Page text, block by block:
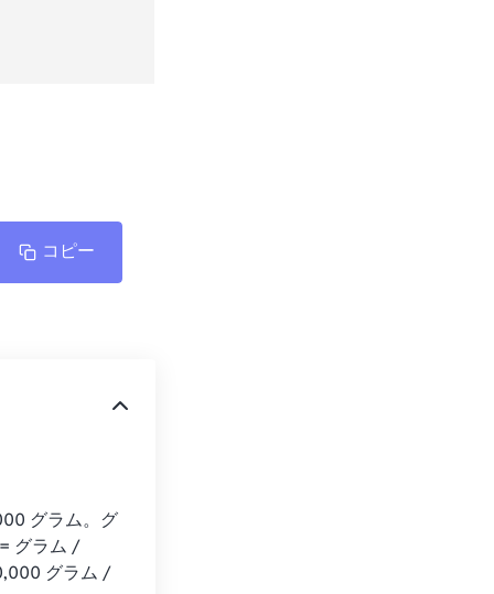
コピー
グラム。グ
グラム /
グラム /